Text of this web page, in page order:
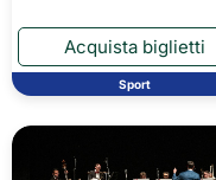
Sport